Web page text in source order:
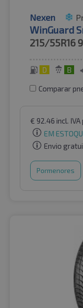
Nexen
WinGuard
215/55R16
D B
Comparar
€ 92.46 incl. IVA
EM
Envio
Pormenores